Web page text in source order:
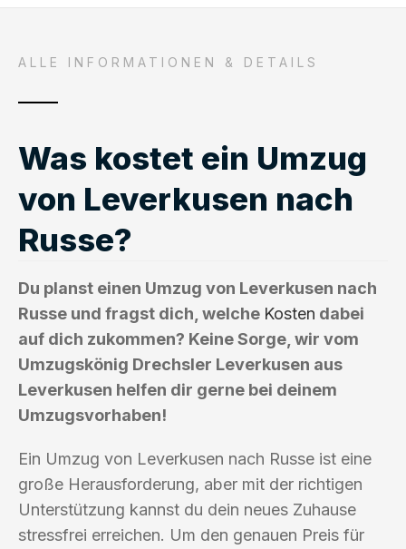
ALLE INFORMATIONEN & DETAILS
Was kostet ein Umzug
von Leverkusen nach
Russe?
Du planst einen Umzug von Leverkusen nach
Russe und fragst dich, welche Kosten dabei
auf dich zukommen? Keine Sorge, wir vom
Umzugskönig Drechsler Leverkusen aus
Leverkusen helfen dir gerne bei deinem
Umzugsvorhaben!
Ein Umzug von Leverkusen nach Russe ist eine
große Herausforderung, aber mit der richtigen
Unterstützung kannst du dein neues Zuhause
stressfrei erreichen. Um den genauen Preis für